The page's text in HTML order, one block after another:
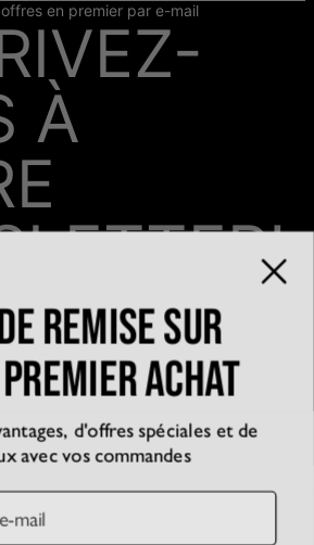
en premier par e-mail
À
remise sur
achat
d'offres spéciales et de
avec vos commandes